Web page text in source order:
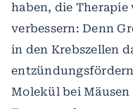
haben, die Therapie
verbessern: Denn
in den Krebszellen
Molekül bei